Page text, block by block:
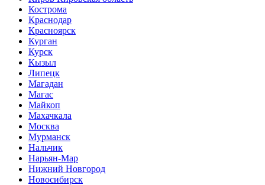
Кострома
Краснодар
Красноярск
Курган
Курск
Кызыл
Липецк
Магадан
Магас
Майкоп
Махачкала
Москва
Мурманск
Нальчик
Нарьян-Мар
Нижний Новгород
Новосибирск